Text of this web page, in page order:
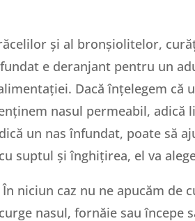
și al bronșiolitelor,
e deranjant pentru un
Dacă înțelegem
nasul permeabil, adică
un nas înfundat, poate să
suptul și înghițirea, el va
În niciun caz nu ne apucăm
nasul, fornăie sau